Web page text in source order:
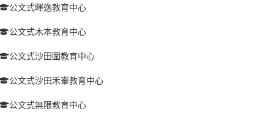
公文式暉逸教育中心
公文式木本教育中心
公文式沙田圍教育中心
公文式沙田禾輋教育中心
公文式無限教育中心